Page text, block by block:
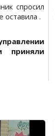
спросил
оставила .
приняли